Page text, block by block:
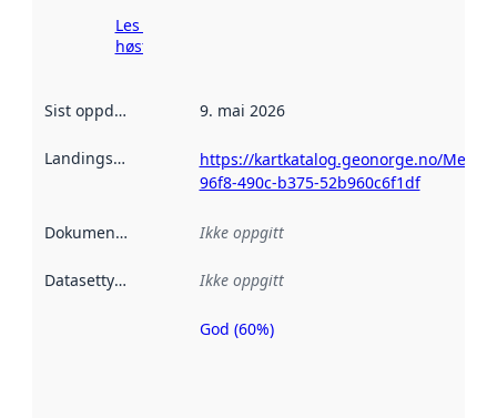
Les mer om
høsting her
Sist oppdatert 9. mai 2026
Landingsside
https://kartkatalog.geonorge.no/
96f8-490c-b375-52b960c6f1df
Dokumentasjon Ikke oppgitt
Datasettype Ikke oppgitt
Metadatakvalitet
God (60%)